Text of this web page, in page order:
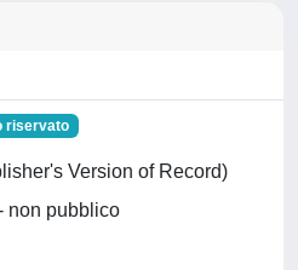
riservato
Version of Record)
non pubblico